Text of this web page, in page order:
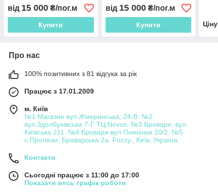
від 15 000 ₴/пог.м
Купити
від 15 000₴/пог.м
Купити
Про нас
100% позитивних з 81 відгука за рік
Працює з 17.01.2009
м. Київ
№1 Магазин вул.Жмеринська, 24-В. №2
вул.Здолбунівська 7-Г ТЦ Novus. №3 Бровари, вул.
Київська 211. №4 Бровари вул Онікієнка 20/2. №5
с.Проліски, Броварська 2а, Fozzy., Київ, Україна
Контакти
Сьогодні працює з 11:00 до 17:00
Показати весь графік роботи